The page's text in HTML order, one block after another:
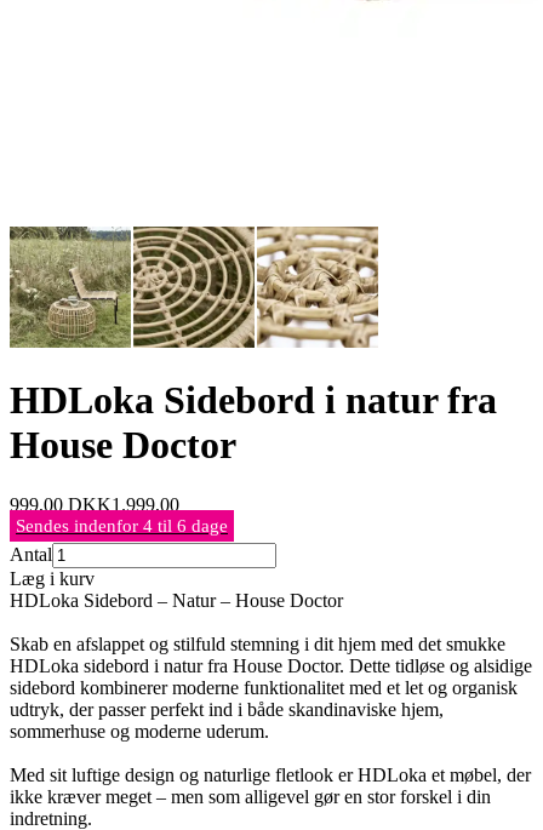
HDLoka Sidebord i natur fra
House Doctor
999,00 DKK1.999,00
Sendes indenfor 4 til 6 dage
Antal
Læg i kurv
HDLoka Sidebord – Natur – House Doctor
Skab en afslappet og stilfuld stemning i dit hjem med det smukke
HDLoka sidebord i natur fra House Doctor. Dette tidløse og alsidige
sidebord kombinerer moderne funktionalitet med et let og organisk
udtryk, der passer perfekt ind i både skandinaviske hjem,
sommerhuse og moderne uderum.
Med sit luftige design og naturlige fletlook er HDLoka et møbel, der
ikke kræver meget – men som alligevel gør en stor forskel i din
indretning.